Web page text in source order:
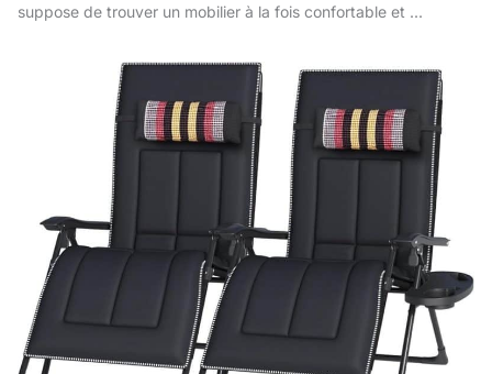
suppose de trouver un mobilier à la fois confortable et ...